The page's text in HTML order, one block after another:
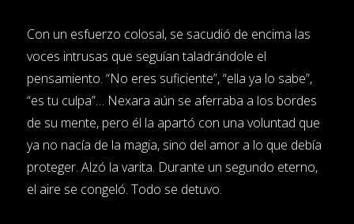
Con un esfuerzo colosal, se sacudió de encima las
voces intrusas que seguían taladrándole el
pensamiento. “No eres suficiente”, “ella ya lo sabe”,
“es tu culpa”… Nexara aún se aferraba a los bordes
de su mente, pero él la apartó con una voluntad que
ya no nacía de la magia, sino del amor a lo que debía
proteger. Alzó la varita. Durante un segundo eterno,
el aire se congeló. Todo se detuvo.